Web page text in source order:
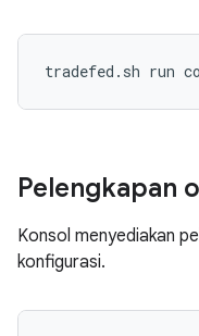
tradefed . sh run
Pelengkapan
Konsol menyediakan
konfigurasi.